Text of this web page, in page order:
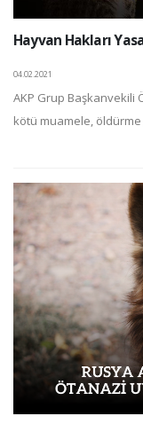
Hayvan Hakları
04.02.2021
AKP Grup Başkanvekili
kötü muamele, öldürme